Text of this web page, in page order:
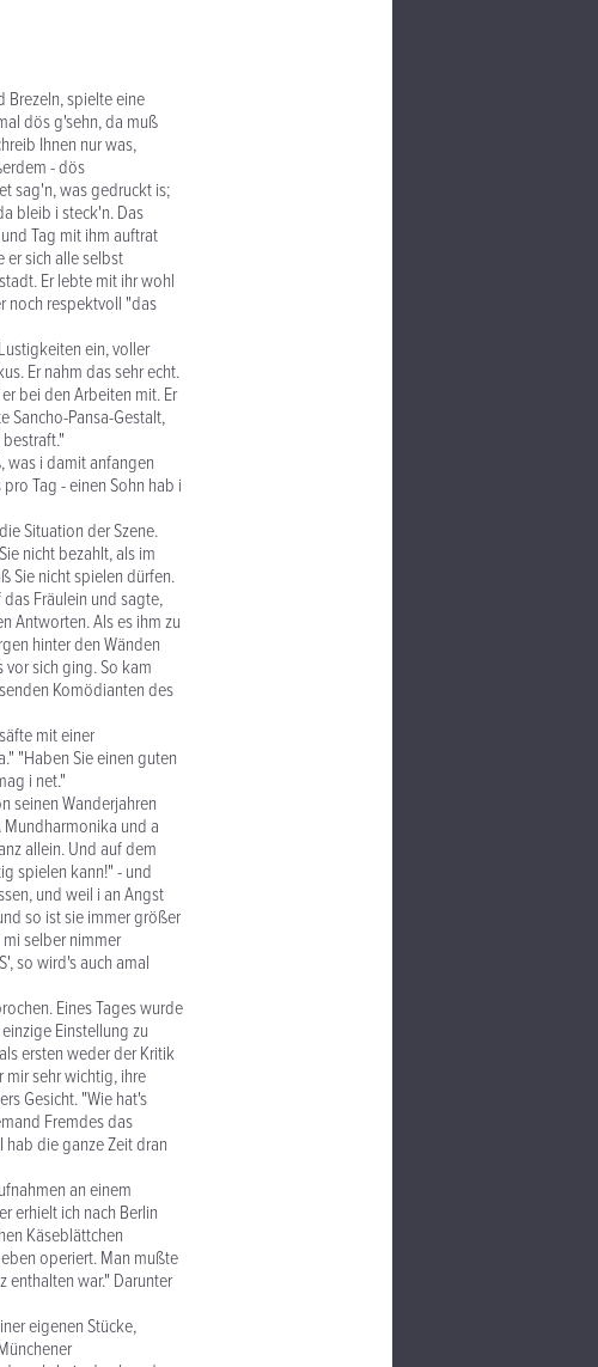
Brezeln, spielte eine
dös g'sehn, da muß
Ihnen nur was,
- dös
sag'n, was gedruckt is;
bleib i steck'n. Das
Tag mit ihm auftrat
er sich alle selbst
Er lebte mit ihr wohl
noch respektvoll "das
ein, voller
Er nahm das sehr echt.
bei den Arbeiten mit. Er
Sancho-Pansa-Gestalt,
was i damit anfangen
Tag - einen Sohn hab i
Situation der Szene.
nicht bezahlt, als im
Sie nicht spielen dürfen.
Fräulein und sagte,
Antworten. Als es ihm zu
hinter den Wänden
sich ging. So kam
Komödianten des
mit einer
"Haben Sie einen guten
i net."
seinen Wanderjahren
Mundharmonika und a
allein. Und auf dem
spielen kann!" - und
und weil i an Angst
so ist sie immer größer
selber nimmer
so wird's auch amal
Eines Tages wurde
Einstellung zu
ersten weder der Kritik
mir sehr wichtig, ihre
Gesicht. "Wie hat's
Fremdes das
hab die ganze Zeit dran
an einem
erhielt ich nach Berlin
Käseblättchen
operiert. Man mußte
enthalten war." Darunter
eigenen Stücke,